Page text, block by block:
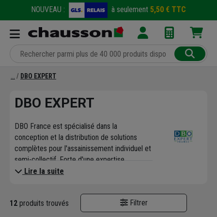
NOUVEAU : à seulement 5,50 € TTC
DBO EXPERT
DBO EXPERT
DBO France est spécialisé dans la
conception et la distribution de solutions
complètes pour l'assainissement individuel et
semi-collectif. Forte d'une expertise
reconnue, l'entreprise s'est imposée comme
usées et la gestion des eaux à la parcelle, en
proposant des systèmes fiables et
Lire la suite
12 produits trouvés Filtrer